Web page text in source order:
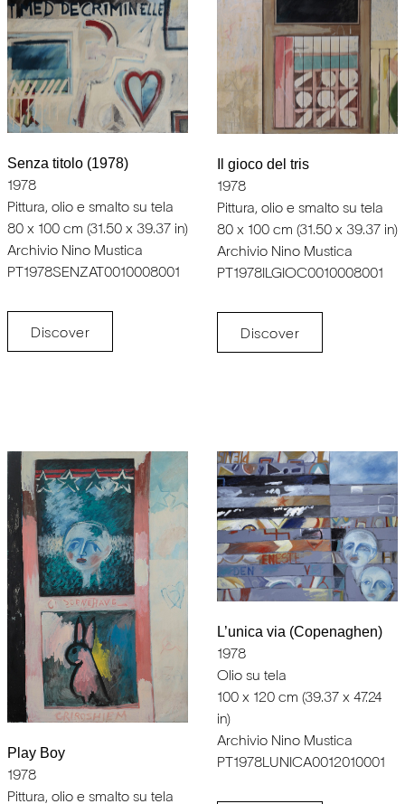
Senza titolo (1978)
1978
Pittura, olio e smalto su tela
80 x 100 cm (31.50 x 39.37 in)
Archivio Nino Mustica
PT1978SENZAT0010008001
Discover
Il gioco del tris
1978
Pittura, olio e smalto su tela
80 x 100 cm (31.50 x 39.37 in)
Archivio Nino Mustica
PT1978ILGIOC0010008001
Discover
Play Boy
1978
Pittura, olio e smalto su tela
L’unica via (Copenaghen)
1978
Olio su tela
100 x 120 cm (39.37 x 47.24
in)
Archivio Nino Mustica
PT1978LUNICA0012010001